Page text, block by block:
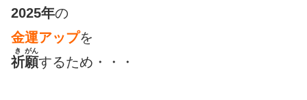
2025年の
金運アップを
祈
き
願
がん
するため・・・